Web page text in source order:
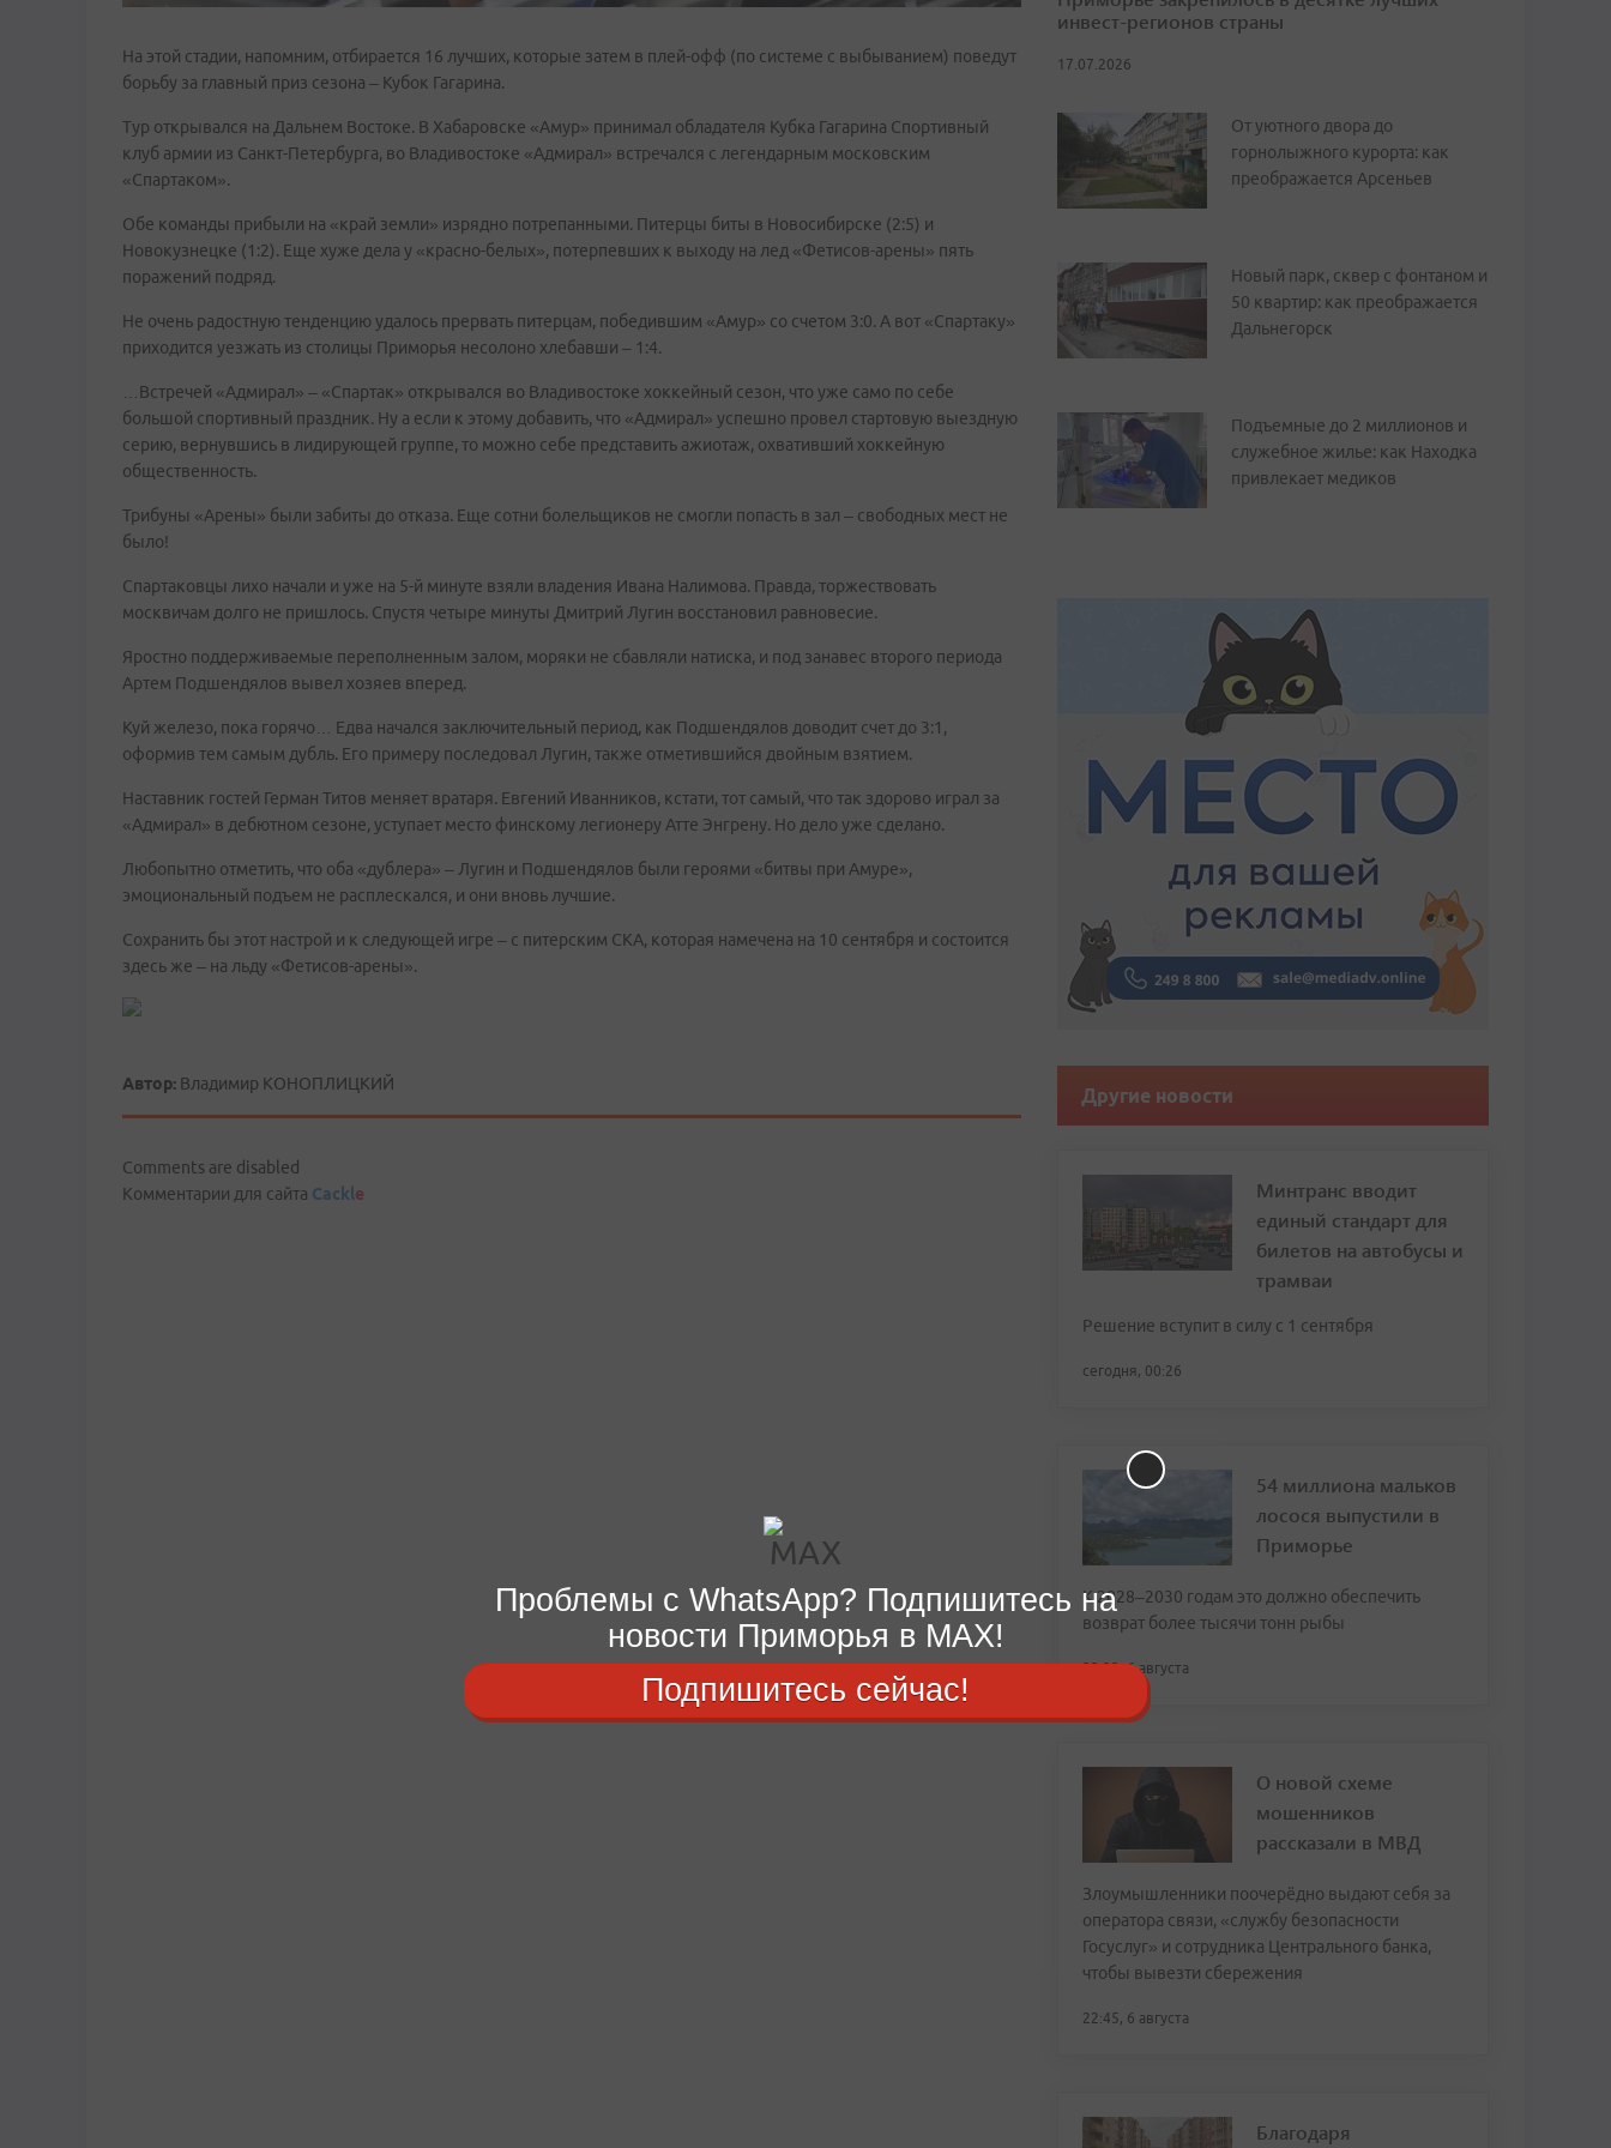
На этой стадии, напомним, отбирается 16 лучших, которые затем в плей-офф (по системе с выбыванием) поведут
борьбу за главный приз сезона – Кубок Гагарина.
Тур открывался на Дальнем Востоке. В Хабаровске «Амур» принимал обладателя Кубка Гагарина Спортивный
клуб армии из Санкт-Петербурга, во Владивостоке «Адмирал» встречался с легендарным московским
«Спартаком».
Обе команды прибыли на «край земли» изрядно потрепанными. Питерцы биты в Новосибирске (2:5) и
Новокузнецке (1:2). Еще хуже дела у «красно-белых», потерпевших к выходу на лед «Фетисов-арены» пять
поражений подряд.
Не очень радостную тенденцию удалось прервать питерцам, победившим «Амур» со счетом 3:0. А вот «Спартаку»
приходится уезжать из столицы Приморья несолоно хлебавши – 1:4.
…Встречей «Адмирал» – «Спартак» открывался во Владивостоке хоккейный сезон, что уже само по себе
большой спортивный праздник. Ну а если к этому добавить, что «Адмирал» успешно провел стартовую выездную
серию, вернувшись в лидирующей группе, то можно себе представить ажиотаж, охвативший хоккейную
общественность.
Трибуны «Арены» были забиты до отказа. Еще сотни болельщиков не смогли попасть в зал – свободных мест не
было!
Спартаковцы лихо начали и уже на 5-й минуте взяли владения Ивана Налимова. Правда, торжествовать
москвичам долго не пришлось. Спустя четыре минуты Дмитрий Лугин восстановил равновесие.
Яростно поддерживаемые переполненным залом, моряки не сбавляли натиска, и под занавес второго периода
Артем Подшендялов вывел хозяев вперед.
Куй железо, пока горячо… Едва начался заключительный период, как Подшендялов доводит счет до 3:1,
оформив тем самым дубль. Его примеру последовал Лугин, также отметившийся двойным взятием.
Наставник гостей Герман Титов меняет вратаря. Евгений Иванников, кстати, тот самый, что так здорово играл за
«Адмирал» в дебютном сезоне, уступает место финскому легионеру Атте Энгрену. Но дело уже сделано.
Любопытно отметить, что оба «дублера» – Лугин и Подшендялов были героями «битвы при Амуре»,
эмоциональный подъем не расплескался, и они вновь лучшие.
Сохранить бы этот настрой и к следующей игре – с питерским СКА, которая намечена на 10 сентября и состоится
здесь же – на льду «Фетисов-арены».
Автор: Владимир КОНОПЛИЦКИЙ
Comments are disabled
Комментарии для сайта Cackle
инвест-регионов страны
17.07.2026
От уютного двора до
горнолыжного курорта: как
преображается Арсеньев
Новый парк, сквер с фонтаном и
50 квартир: как преображается
Дальнегорск
Подъемные до 2 миллионов и
служебное жилье: как Находка
привлекает медиков
Другие новости
Минтранс вводит
единый стандарт для
билетов на автобусы и
трамваи
Решение вступит в силу с 1 сентября
сегодня, 00:26
54 миллиона мальков
лосося выпустили в
Приморье
К 2028–2030 годам это должно обеспечить
возврат более тысячи тонн рыбы
23:32, 6 августа
О новой схеме
мошенников
рассказали в МВД
Злоумышленники поочерёдно выдают себя за
оператора связи, «службу безопасности
Госуслуг» и сотрудника Центрального банка,
чтобы вывезти сбережения
22:45, 6 августа
Благодаря
Проблемы с WhatsApp? Подпишитесь на
новости Приморья в MAX!
Подпишитесь сейчас!